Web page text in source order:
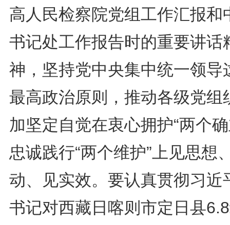
高人民检察院党组工作汇报和
书记处工作报告时的重要讲话
神，坚持党中央集中统一领导
最高政治原则，推动各级党组
加坚定自觉在衷心拥护“两个
忠诚践行“两个维护”上见思想
动、见实效。要认真贯彻习近
书记对西藏日喀则市定日县